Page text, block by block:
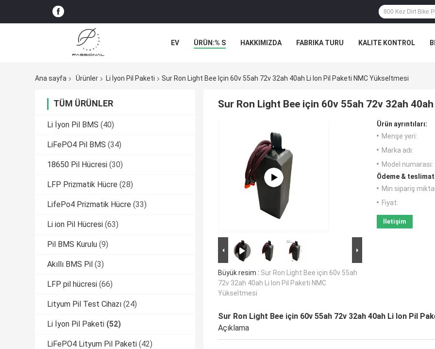
EV ÜRÜN:% S HAKKIMIZDA FABRIKA TURU KALITE KONTROL
Ana sayfa Ürünler Li İyon Pil Paketi Sur Ron Light Bee Için 60v 55ah 72v 32ah 40ah Li Ion Pil Paketi NMC Yükseltmesi
TÜM ÜRÜNLER
Li İyon Pil BMS (40)
LiFePO4 Pil BMS (34)
18650 Pil Hücresi (30)
LFP Prizmatik Hücre (28)
LifePo4 Prizmatik Hücre (33)
Li ion Pil Hücresi (63)
Pil BMS Kurulu (9)
Akıllı BMS Pil (3)
LFP pil hücresi (66)
Lityum Pil Test Cihazı (24)
Li İyon Pil Paketi (52)
LiFePO4 Lityum Pil Paketi (42)
Sur Ron Light Bee için 60v 55ah 72v 32ah
Büyük resim : Sur Ron Light Bee için 60v 55ah
72v 32ah 40ah Li Ion Pil Paketi NMC
Yükseltmesi
Ürün ayrıntıları:
Menşe yeri:
Marka adı:
Model numarası:
Ödeme &
Min sipariş
Fiyat:
İletişim
Sur Ron Light Bee için 60v 55ah 72v 32ah 40ah Li Ion Pil
Açıklama